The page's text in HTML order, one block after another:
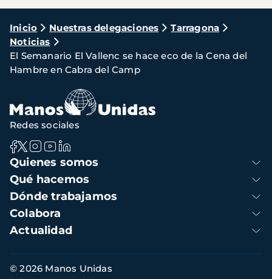
Ruta
de
navegación
Inicio Nuestras delegaciones
Tarragona
Noticias
El Semanario El Vallenc se hace eco de la Cena del
Hambre en Cabra del Camp
Navegación
principal
Quienes somos
Qué hacemos
Dónde trabajamos
Colabora
Actualidad
Redes sociales
Información
© 2026 Manos Unidas